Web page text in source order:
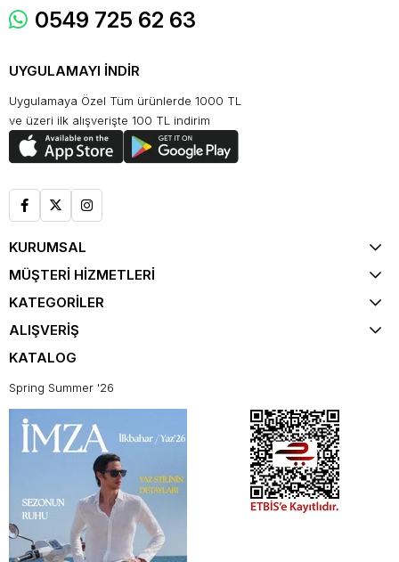
0549 725 62 63
UYGULAMAYI İNDİR
Uygulamaya Özel Tüm ürünlerde 1000 TL
ve üzeri ilk alışverişte 100 TL indirim
KURUMSAL
MÜŞTERİ HİZMETLERİ
KATEGORİLER
ALIŞVERİŞ
KATALOG
Spring Summer '26